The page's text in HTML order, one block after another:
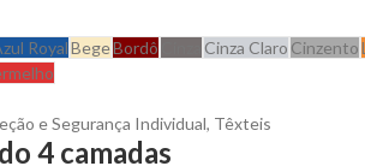
RoyalBegeBordô Cinza Claro Cinzento
e Segurança Individual, Têxteis
4 camadas